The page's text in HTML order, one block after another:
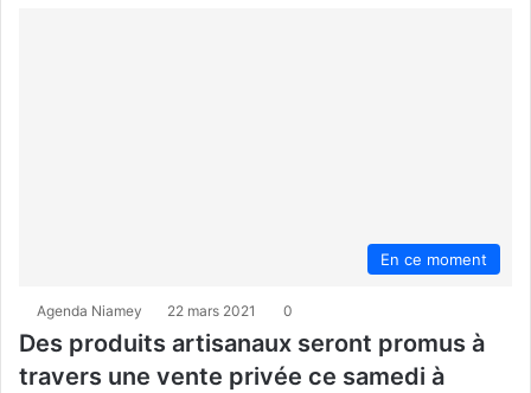
En ce moment
Agenda Niamey 22 mars 2021 0
Des produits artisanaux seront promus à
travers une vente privée ce samedi à